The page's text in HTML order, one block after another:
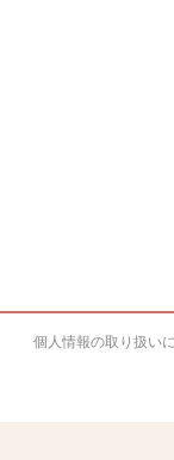
個人情報の取り扱い